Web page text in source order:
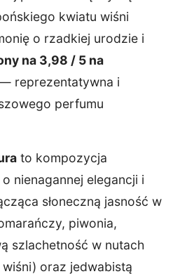
kwiatu wiśni
o rzadkiej urodzie i
na 3,98 / 5 na
reprezentatywna i
perfumu
to kompozycja
nienagannej elegancji i
słoneczną jasność w
piwonia,
szlachetność w nutach
oraz jedwabistą